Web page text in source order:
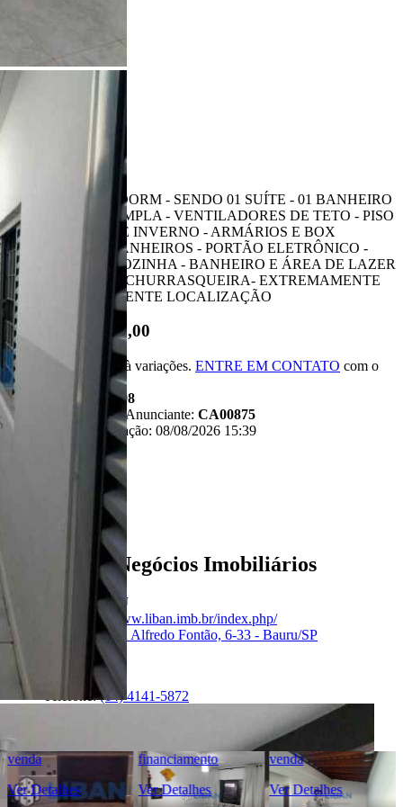
Descrição
ÓTIMA CASA 03 DORM - SENDO 01 SUÍTE - 01 BANHEIRO
SOCIAL - SALA AMPLA - VENTILADORES DE TETO - PISO
FRIO - JARDIM DE INVERNO - ARMÁRIOS E BOX
BLINDEX NOS BANHEIROS - PORTÃO ELETRÔNICO -
EDÍCULA COM COZINHA - BANHEIRO E ÁREA DE LAZER
COMPLETA COM CHURRASQUEIRA- EXTREMAMENTE
SEGURA - EXCELENTE LOCALIZAÇÃO
R$ 270.000,00
*Valor sujeito à variações. ENTRE EM CONTATO com o
481198
Referência do Anunciante: CA00875
Última atualização: 08/08/2026 15:39
Anunciante
Liban - Negócios Imobiliários
33006-J
https://www.liban.imb.br/index.php/
Endereço:Rua Alfredo Fontão, 6-33 - Bauru/SP
Ver Telefone
Telefone:(14) 4141-5872
venda
Ver Detalhes
financiamento
Ver Detalhes
venda
Ver Detalhes